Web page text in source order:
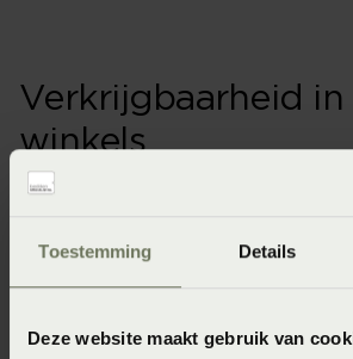
Toestemming Details
Deze website maakt gebruik van
Verkrijgbaarheid in
winkels
Onze webshopproducten zijn niet
Informeer dan eerst naar de